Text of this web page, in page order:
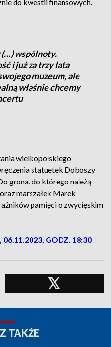
do kwestii finansowych.
wspólnoty.
i już za trzy lata
muzeum, ale
właśnie chcemy
wielkopolskiego
statuetek Doboszy
grona, do którego należą
marszałek Marek
pamięci o zwycięskim
06.11.2023, GODZ. 18:30
TAKŻE